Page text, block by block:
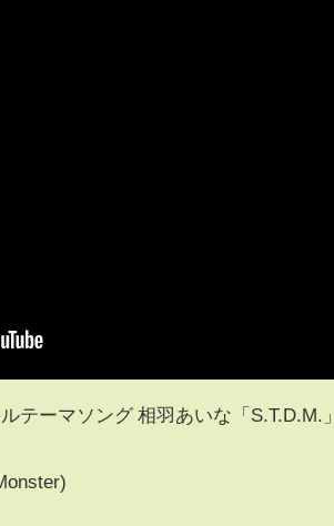
テーマソング 相羽あいな「S.T.D.M.」